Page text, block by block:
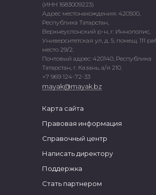
(ИНН 1683009223)
Адрес местонахождения: 420500,
Республика Татарстан,
Верхнеуслонский р-н, г. Иннополис,
Университетская ул, д. 5, помещ. 111
место 29/2.
Почтовый адрес: 420140, Республика
Татарстан, г. Казань, а/я 210.
+7 969 124-72-33
mayak@mayak.bz
Карта сайта
Правовая информация
Справочный центр
Написать директору
Поддержка
Стать партнером